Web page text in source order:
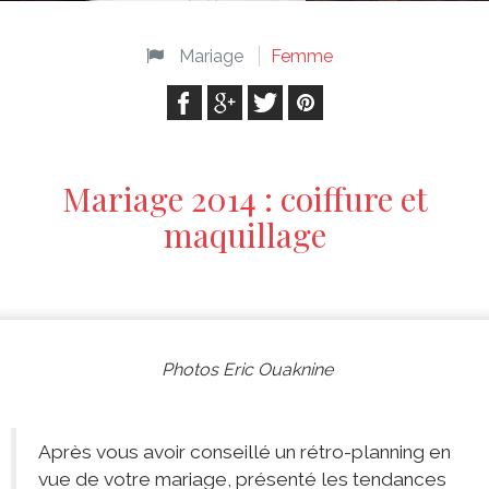
Mariage Femme
Mariage 2014 : coiffure et
maquillage
Photos Eric Ouaknine
Après vous avoir conseillé un rétro-planning en
vue de votre mariage, présenté les tendances